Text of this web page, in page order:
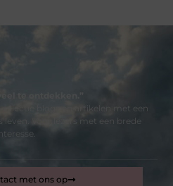
blogs en artikelen met een
leven. Voor lezers met een brede
met ons op